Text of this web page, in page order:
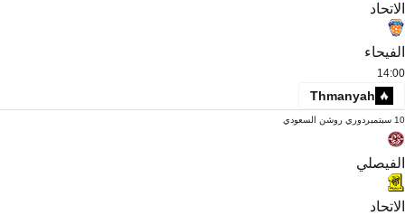
الاتحاد
الفيحاء
14:00
Thmanyah
10 سبتمبر دوري روشن السعودي
الفيصلي
الاتحاد